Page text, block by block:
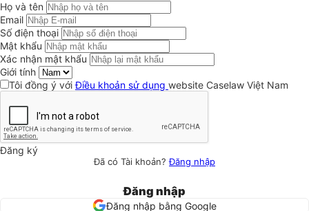
Họ và tên
Email
Số điện thoại
Mật khẩu
Xác nhận mật khẩu
Giới tính
Tôi đồng ý vớiĐiều khoản sử dụng website Caselaw Việt Nam
Đăng ký
Đã có Tài khoản?Đăng nhập
Đăng nhập
Đăng nhập bằng Google